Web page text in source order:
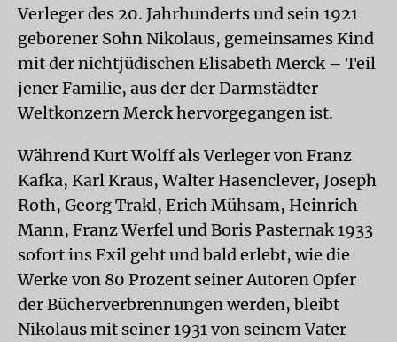
Verleger des 20. Jahrhunderts und sein 1921
geborener Sohn Nikolaus, gemeinsames Kind
mit der nichtjüdischen Elisabeth Merck – Teil
jener Familie, aus der der Darmstädter
Weltkonzern Merck hervorgegangen ist.
Während Kurt Wolff als Verleger von Franz
Kafka, Karl Kraus, Walter Hasenclever, Joseph
Roth, Georg Trakl, Erich Mühsam, Heinrich
Mann, Franz Werfel und Boris Pasternak 1933
sofort ins Exil geht und bald erlebt, wie die
Werke von 80 Prozent seiner Autoren Opfer
der Bücherverbrennungen werden, bleibt
Nikolaus mit seiner 1931 von seinem Vater